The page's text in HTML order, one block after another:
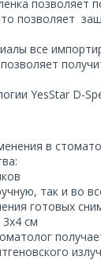
позволяет
позволяет
все
YesStar D-
в
так и во
готовых
см